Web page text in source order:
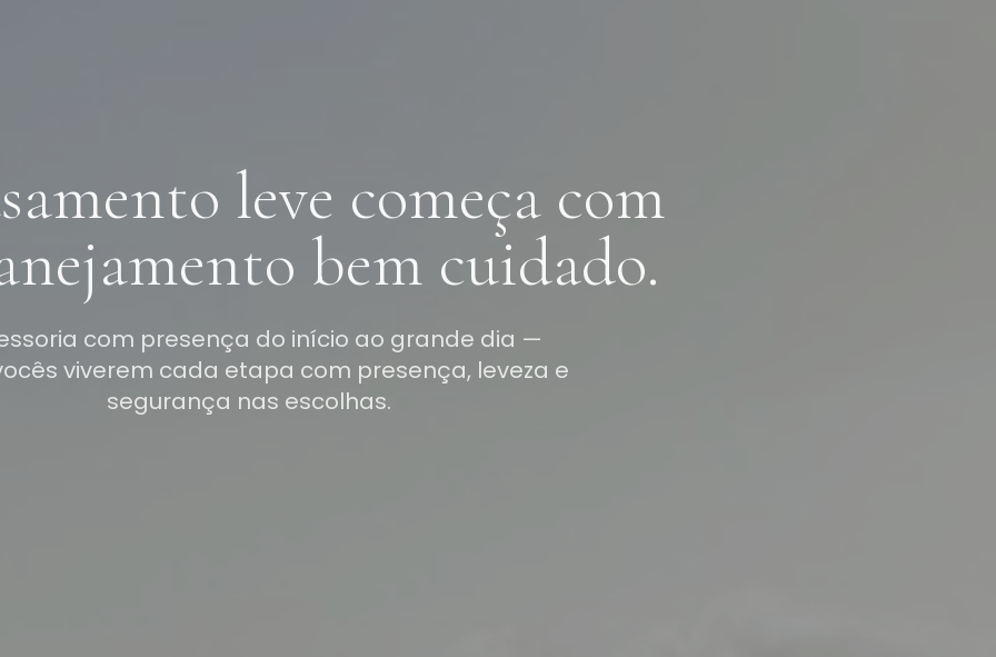
leve começa com
bem cuidado.
com presença do início ao grande dia —
viverem cada etapa com presença, leveza e
segurança nas escolhas.